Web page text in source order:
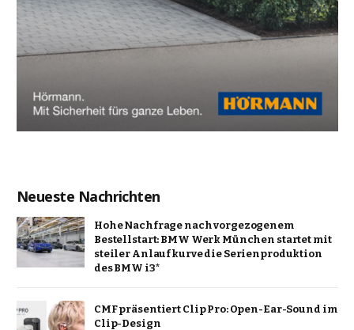
Neueste Nachrichten
Hohe Nachfrage nach vorgezogenem
Bestellstart: BMW Werk München startet mit
steiler Anlaufkurve die Serienproduktion
des BMW i3*
CMF präsentiert Clip Pro: Open-Ear-Sound im
Clip-Design